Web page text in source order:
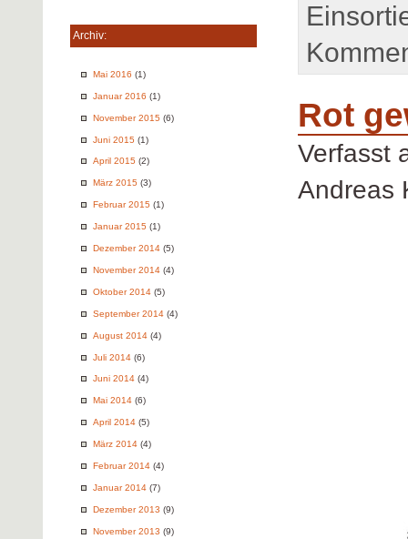
Archiv:
Mai 2016 (1)
Januar 2016 (1)
November 2015 (6)
Juni 2015 (1)
April 2015 (2)
März 2015 (3)
Februar 2015 (1)
Januar 2015 (1)
Dezember 2014 (5)
November 2014 (4)
Oktober 2014 (5)
September 2014 (4)
August 2014 (4)
Juli 2014 (6)
Juni 2014 (4)
Mai 2014 (6)
April 2014 (5)
März 2014 (4)
Februar 2014 (4)
Januar 2014 (7)
Dezember 2013 (9)
November 2013 (9)
Rot
Verfasst
Andreas